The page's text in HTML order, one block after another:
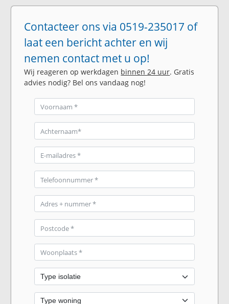
Contacteer ons via 0519-235017 of
laat een bericht achter en wij
nemen contact met u op!
Wij reageren op werkdagen binnen 24 uur. Gratis
advies nodig? Bel ons vandaag nog!